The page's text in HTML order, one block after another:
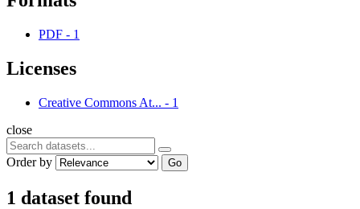
PDF - 1
Licenses
Creative Commons At... - 1
close
Order by Go
1 dataset found